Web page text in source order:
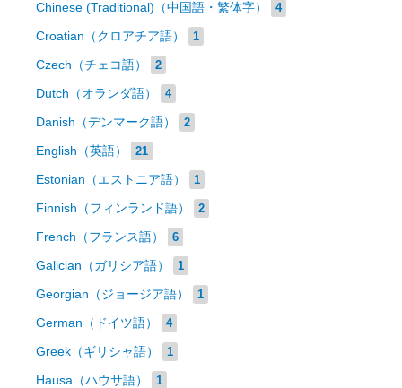
Chinese (Traditional)（中国語・繁体字） 4
Croatian（クロアチア語） 1
Czech（チェコ語） 2
Dutch（オランダ語） 4
Danish（デンマーク語） 2
English（英語） 21
Estonian（エストニア語） 1
Finnish（フィンランド語） 2
French（フランス語） 6
Galician（ガリシア語） 1
Georgian（ジョージア語） 1
German（ドイツ語） 4
Greek（ギリシャ語） 1
Hausa（ハウサ語） 1